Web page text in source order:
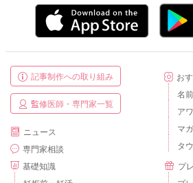
記事制作への取り組み
監修医師・専門家一覧
ニュース
専門家相談
基礎知識
お
名
ア
マ
タ
プ